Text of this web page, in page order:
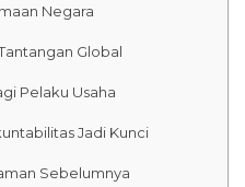
Negara
Global
Pelaku Usaha
Jadi Kunci
Sebelumnya